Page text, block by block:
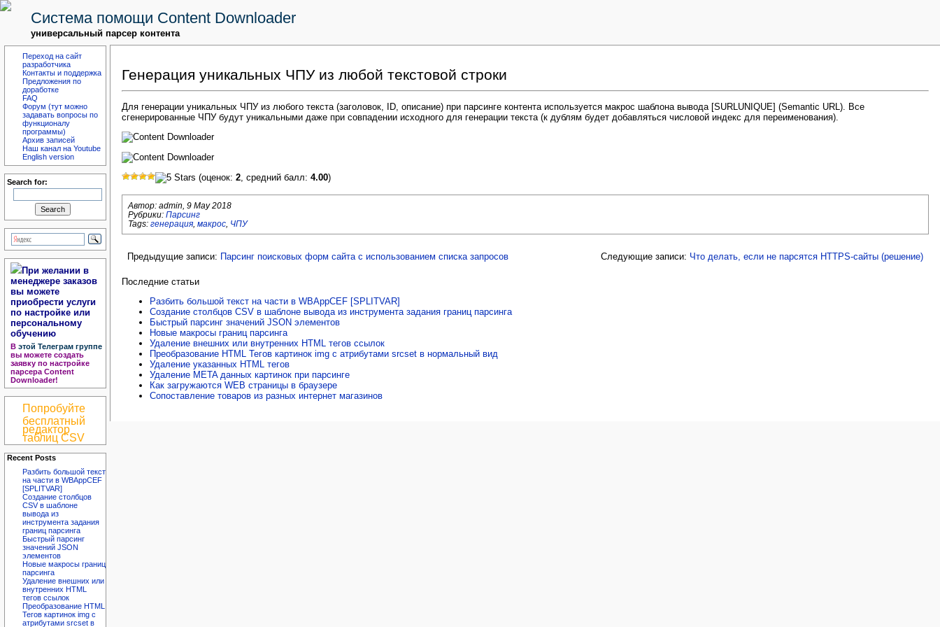
Система помощи Content Downloader
универсальный парсер контента
Переход на сайт
разработчика
Контакты и поддержка
Предложения по
доработке
FAQ
Форум (тут можно
задавать вопросы по
функционалу
программы)
Архив записей
Наш канал на Youtube
English version
Search for:
При желании в
менеджере заказов
вы можете
приобрести услуги
по настройке или
персональному
обучению
В этой Телеграм группе
вы можете создать
заявку по настройке
парсера Content
Downloader!
Попробуйте
бесплатный
редактор
таблиц CSV
Recent Posts
Разбить большой текст
на части в WBAppCEF
[SPLITVAR]
Создание столбцов
CSV в шаблоне
вывода из
инструмента задания
границ парсинга
Быстрый парсинг
значений JSON
элементов
Новые макросы границ
парсинга
Удаление внешних или
внутренних HTML
тегов ссылок
Преобразование HTML
Тегов картинок img с
атрибутами srcset в
Генерация уникальных ЧПУ из любой текстовой строки
Для генерации уникальных ЧПУ из любого текста (заголовок, ID, описание) при парсинге контента используется макрос шаблона вывода [SURLUNIQUE] (Semantic URL). Все
сгенерированные ЧПУ будут уникальными даже при совпадении исходного для генерации текста (к дублям будет добавляться числовой индекс для переименования).
(оценок: 2, средний балл: 4.00)
Автор: admin 9 May 2018
Рубрики: Парсинг
Tags: генерация макрос ЧПУ
Предыдущие записи: Парсинг поисковых форм сайта с использованием списка запросов Следующие записи: Что делать, если не парсятся HTTPS-сайты (решение)
Последние статьи
Разбить большой текст на части в WBAppCEF [SPLITVAR]
Создание столбцов CSV в шаблоне вывода из инструмента задания границ парсинга
Быстрый парсинг значений JSON элементов
Новые макросы границ парсинга
Удаление внешних или внутренних HTML тегов ссылок
Преобразование HTML Тегов картинок img с атрибутами srcset в нормальный вид
Удаление указанных HTML тегов
Удаление META данных картинок при парсинге
Как загружаются WEB страницы в браузере
Сопоставление товаров из разных интернет магазинов